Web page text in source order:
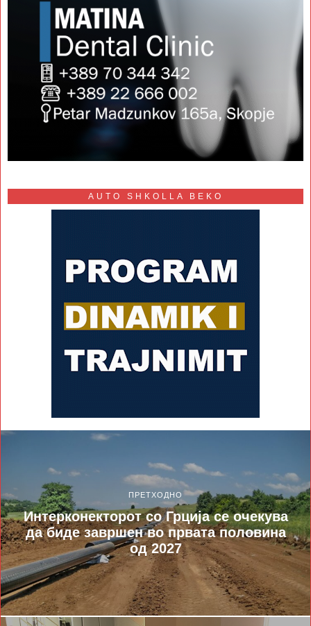
AUTO SHKOLLA BEKO
ПРЕТХОДНО
Интерконекторот со Грција се очекува
да биде завршен во првата половина
од 2027